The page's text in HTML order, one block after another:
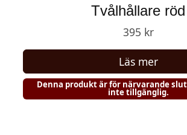
Tvålhållare röd
395 kr
Läs mer
Denna produkt är för närvarande
inte tillgänglig.